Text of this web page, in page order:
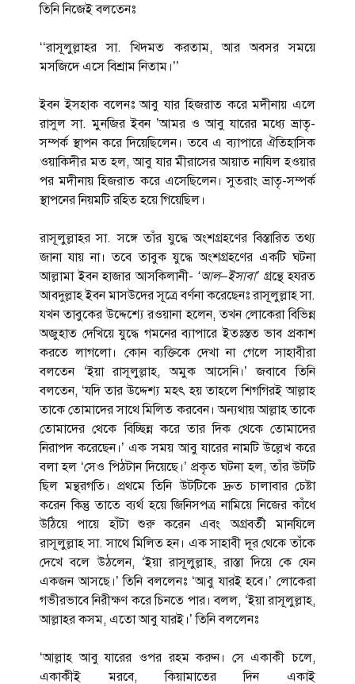
তিনি নিজেই বলতেনঃ
‘‘রাসূলুল্লাহর সা. খিদমত করতাম, আর অবসর সময়ে
মসজিদে এসে বিশ্রাম নিতাম।’’
ইবন ইসহাক বলেনঃ আবু যার হিজরাত করে মদীনায় এলে
রাসুল সা. মুনজির ইবন ’আমর ও আবু যারের মধ্যে ভ্রাতৃ-
সম্পর্ক স্থাপন করে দিয়েছিলেন। তবে এ ব্যাপারে ঐতিহাসিক
ওয়াকিদীর মত হল, আবু যার মীরাসের আয়াত নাযিল হওয়ার
পর মদীনায় হিজরাত করে এসেছিলেন। সুতরাং ভ্রাতৃ-সম্পর্ক
স্থাপনের নিয়মটি রহিত হয়ে গিয়েছিল।
রাসূলুল্লাহর সা. সঙ্গে তাঁর যুদ্ধে অংশগ্রহণের বিস্তারিত তথ্য
জানা যায় না। তবে তাবুক যুদ্ধে অংশগ্রহণের একটি ঘটনা
আল্লামা ইবন হাজার আসকিলানী- ‘আল–ইসাবা’ গ্রন্থে হযরত
আবদুল্লাহ ইবন মাসউদের সূত্রে বর্ণনা করেছেনঃ রাসূলুল্লাহ সা.
যখন তাবুকের উদ্দেশ্যে রওয়ানা হলেন, তখন লোকেরা বিভিন্ন
অজুহাত দেখিয়ে যুদ্ধে গমনের ব্যাপারে ইতঃস্তত ভাব প্রকাশ
করতে লাগলো। কোন ব্যক্তিকে দেখা না গেলে সাহাবীরা
বলতেন ‘ইয়া রাসূলুল্লাহ, অমুক আসেনি।’ জবাবে তিনি
বলতেন, ‘যদি তার উদ্দেশ্য মহৎ হয় তাহলে শিগগিরই আল্লাহ
তাকে তোমাদের সাথে মিলিত করবেন। অন্যথায় আল্লাহ তাকে
তোমাদের থেকে বিচ্ছিন্ন করে তার দিক থেকে তোমাদের
নিরাপদ করেছেন।’ এক সময় আবু যারের নামটি উল্লেখ করে
বলা হল ‘সেও পিঠটান দিয়েছে।’ প্রকৃত ঘটনা হল, তাঁর উটটি
ছিল মন্থরগতি। প্রথমে তিনি উটটিকে দ্রুত চালাবার চেষ্টা
করেন কিন্তু তাতে ব্যর্থ হয়ে জিনিসপত্র নামিয়ে নিজের কাঁধে
উঠিয়ে পায়ে হাঁটা শুরু করেন এবং অগ্রবর্তী মানযিলে
রাসূলুল্লাহ সা. সাথে মিলিত হন। এক সাহাবী দূর থেকে তাঁকে
দেখে বলে উঠলেন, ‘ইয়া রাসূলুল্লাহ, রাস্তা দিয়ে কে যেন
একজন আসছে।’ তিনি বললেনঃ ‘আবু যারই হবে।’ লোকেরা
গভীরভাবে নিরীক্ষণ করে চিনতে পার। বলল, ‘ইয়া রাসূলুল্লাহ,
আল্লাহর কসম, এতো আবু যারই।’ তিনি বললেনঃ
‘আল্লাহ আবু যারের ওপর রহম করুন। সে একাকী চলে,
একাকীই মরবে, কিয়ামাতের দিন একাই